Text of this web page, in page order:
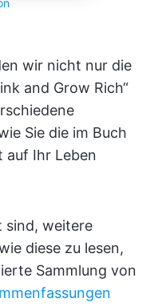
wir nicht nur die
and Grow Rich“
Sie die im Buch
auf Ihr Leben
sind, weitere
diese zu lesen,
Sammlung von